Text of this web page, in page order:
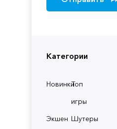
Категории
НовинкиТоп
игры
Экшен Шутеры